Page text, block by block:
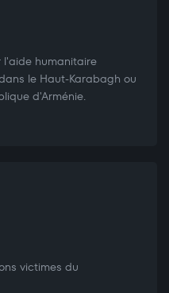
l'aide humanitaire
le Haut-Karabagh ou
d'Arménie.
victimes du